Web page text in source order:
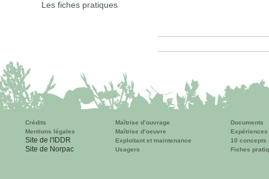
Les fiches pratiques
Crédits
Mentions légales
Site de l'IDDR
Site de Norpac
Maîtrise d’ouvrage
Maîtrise d’oeuvre
Exploitant et maintenance
Usagers
Documents
Expériences
10 concepts
Fiches